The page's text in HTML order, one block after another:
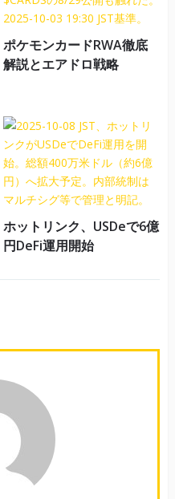
ポケモンカードRWA徹底
解説とエアドロ戦略
ホットリンク、USDeで6億
円DeFi運用開始